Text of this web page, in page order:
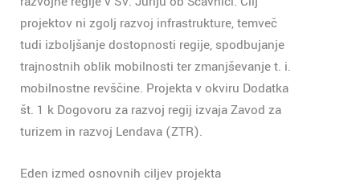
projektov ni zgolj razvoj infrastrukture, temveč
tudi izboljšanje dostopnosti regije, spodbujanje
trajnostnih oblik mobilnosti ter zmanjševanje t. i.
mobilnostne revščine. Projekta v okviru Dodatka
št. 1 k Dogovoru za razvoj regij izvaja Zavod za
turizem in razvoj Lendava (ZTR).
Eden izmed osnovnih ciljev projekta